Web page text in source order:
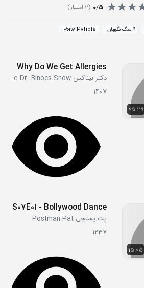
0/5
(
2 امتیاز)
#سگ نگهبان #
Paw Patrol
05:29
Why Do We Get Allergies
دکتر بیناکس The Dr. Binocs Show
1407
15:05
S07E01 - Bollywood Dance
پت پستچی Postman Pat
1237